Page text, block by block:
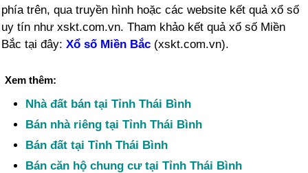
phía trên, qua truyền hình hoặc các website kết quả xổ số
uy tín như xskt.com.vn. Tham khảo kết quả xổ số Miền
Bắc tại đây:Xổ số Miền Bắc (xskt.com.vn).
Xem thêm:
Nhà đất bán tại Tỉnh Thái Bình
Bán nhà riêng tại Tỉnh Thái Bình
Bán đất tại Tỉnh Thái Bình
Bán căn hộ chung cư tại Tỉnh Thái Bình